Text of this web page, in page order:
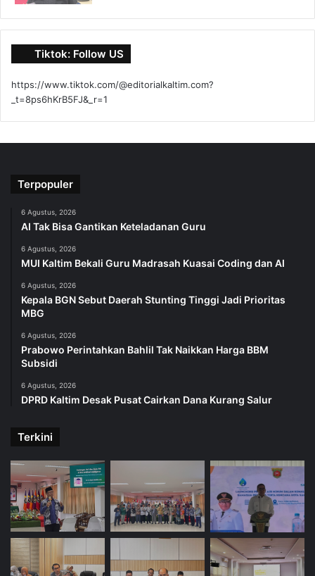
Tiktok: Follow US
https://www.tiktok.com/@editorialkaltim.com?
_t=8ps6hKrB5FJ&_r=1
Terpopuler
6 Agustus, 2026
AI Tak Bisa Gantikan Keteladanan Guru
6 Agustus, 2026
MUI Kaltim Bekali Guru Madrasah Kuasai Coding dan AI
6 Agustus, 2026
Kepala BGN Sebut Daerah Stunting Tinggi Jadi Prioritas
MBG
6 Agustus, 2026
Prabowo Perintahkan Bahlil Tak Naikkan Harga BBM
Subsidi
6 Agustus, 2026
DPRD Kaltim Desak Pusat Cairkan Dana Kurang Salur
Terkini